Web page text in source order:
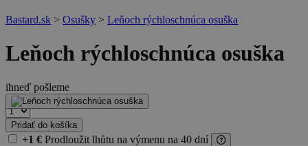
Bastard.sk > Osušky > Leňoch rýchloschnúca osuška
Leňoch rýchloschnúca osuška
ihneď pošleme
16 €
Pridať do košíka
+1 € Prodloužit lhůtu na výmenu na 40 dní